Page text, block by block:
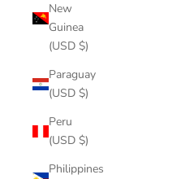
New
Guinea
(USD $)
Paraguay
(USD $)
Peru
(USD $)
Philippines